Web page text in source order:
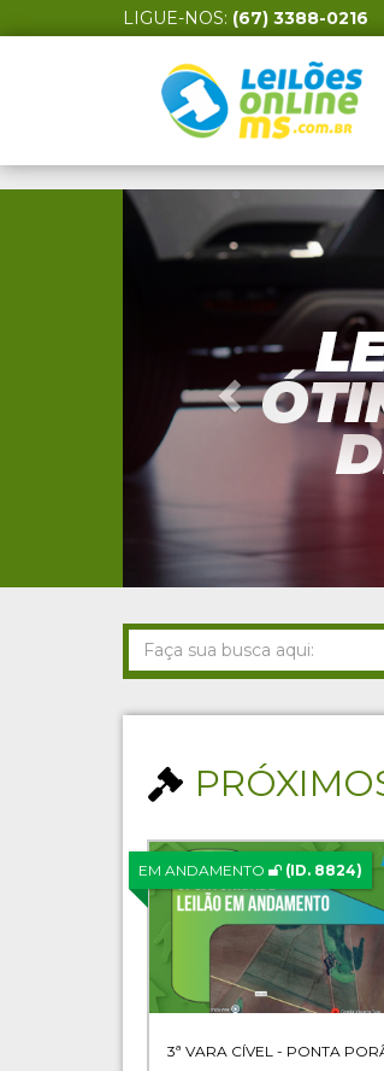
LIGUE-NOS: (67) 3388-0216
Anterior
EM ANDAMENTO (ID. 8824)
3ª VARA CÍVEL - PONTA